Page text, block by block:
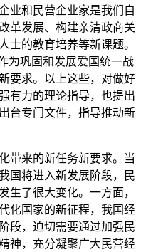
业和民营企业家是我们自
革发展、构建亲清政商关
士的教育培养等新课题。
为巩固和发展爱国统一战
要求。以上这些，对做好
有力的理论指导，也提出
台专门文件，指导推动新
带来的新任务新要求。当
国将进入新发展阶段，民
生了很大变化。一方面，
化国家的新征程，我国经
段，迫切需要通过加强民
神，充分凝聚广大民营经